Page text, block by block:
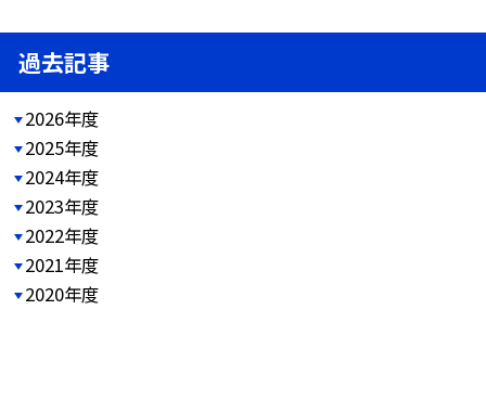
過去記事
2026年度
2025年度
2024年度
2023年度
2022年度
2021年度
2020年度